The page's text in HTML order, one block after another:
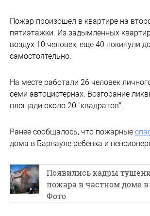
Пожар произошел в квартире на
пятиэтажки. Из задымленных
воздух 10 человек, еще 40 покинули
самостоятельно.
На месте работали 26 человек
семи автоцистернах. Возгорание
площади около 20 "квадратов".
Ранее сообщалось, что пожарные
дома в Барнауле ребенка и
Появились кадры
пожара в частном доме в
Фото